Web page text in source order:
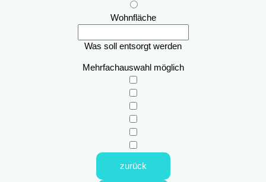
Wohnfläche
Was soll entsorgt werden
Mehrfachauswahl möglich
zurück